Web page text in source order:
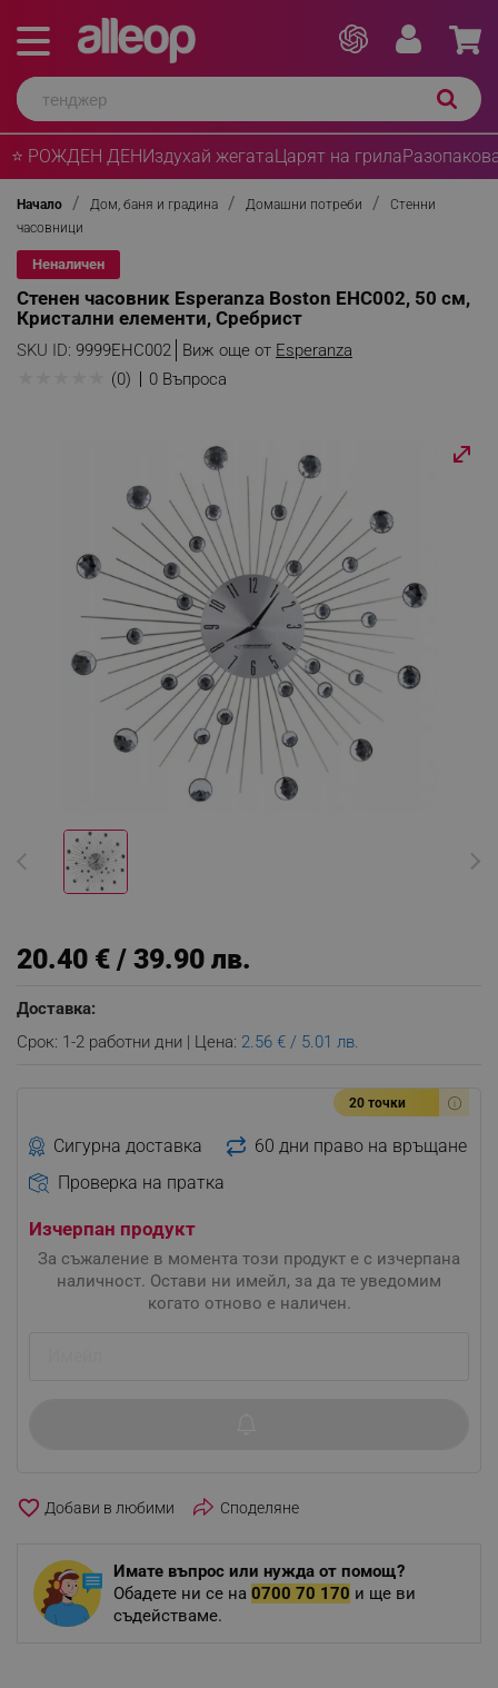
⭐ РОЖДЕН ДЕНИздухай жегатаЦарят на грила
Начало Дом, баня и градина Домашни потреби
Стенни
часовници
Неналичен
Стенен часовник Esperanza Boston EHC002, 50 см,
Кристални елементи, Сребрист
SKU ID: 9999EHC002 Виж още от Esperanza
(0) 0 Въпроса
20.40 € / 39.90 лв.
Доставка:
Срок: 1-2 работни дни | Цена: 2.56 € / 5.01 лв.
20 точки
Сигурна доставка
60 дни право на връщане
Проверка на пратка
Изчерпан продукт
За съжаление в момента този продукт е с изчерпана
наличност. Остави ни имейл, за да те уведомим
когато отново е наличен.
favorite_border Споделяне
Имате въпрос или нужда от помощ?
Обадете ни се на 0700 70 170 и ще ви
съдействаме.